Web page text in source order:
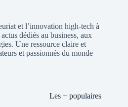
et l’innovation high-tech à
dédiés au business, aux
Une ressource claire et
et passionnés du monde
Les + populaires